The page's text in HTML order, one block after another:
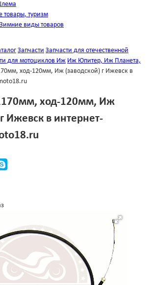
товары, туризм
Зимние виды товаров
Запчасти Запчасти для отечественной
для мотоциклов Иж Иж Юпитер, Иж Планета,
ход-120мм, Иж (заводской) г Ижевск в
1170мм, ход-120мм, Иж
Ижевск в интернет-